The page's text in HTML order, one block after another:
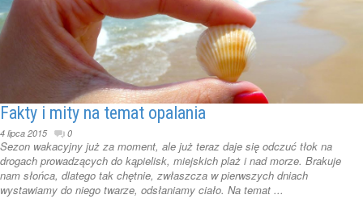
Fakty i mity na temat opalania
4 lipca 2015 0
Sezon wakacyjny już za moment, ale już teraz daje się odczuć tłok na
drogach prowadzących do kąpielisk, miejskich plaż i nad morze. Brakuje
nam słońca, dlatego tak chętnie, zwłaszcza w pierwszych dniach
wystawiamy do niego twarze, odsłaniamy ciało. Na temat ...